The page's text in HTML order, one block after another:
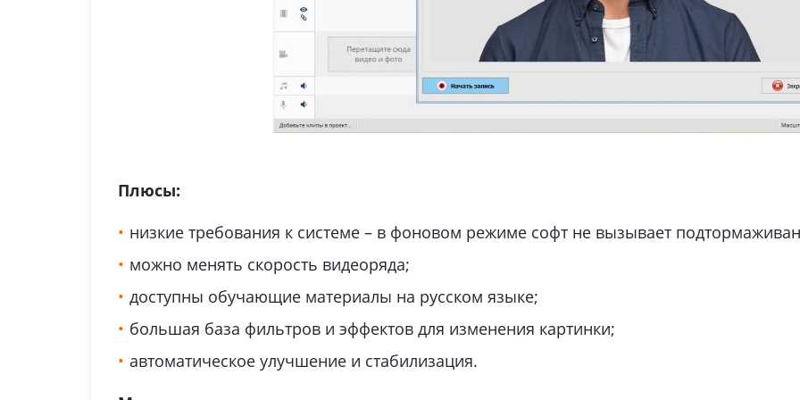
Плюсы:
низкие требования к системе – в фоновом режиме софт не вызывает
можно менять скорость видеоряда;
доступны обучающие материалы на русском языке;
большая база фильтров и эффектов для изменения картинки;
автоматическое улучшение и стабилизация.